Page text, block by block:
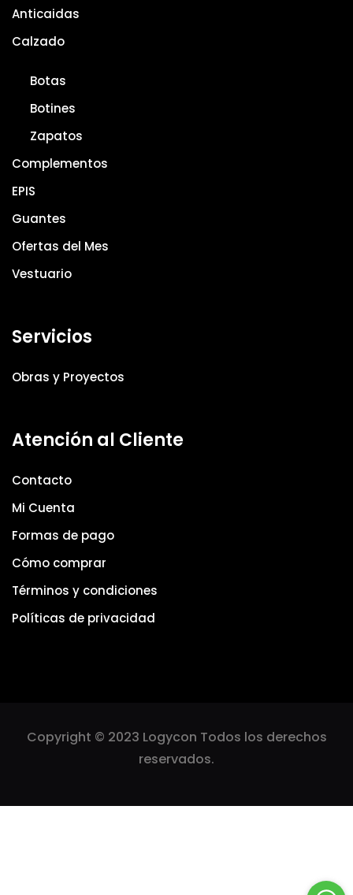
Anticaidas
Calzado
Botas
Botines
Zapatos
Complementos
EPIS
Guantes
Ofertas del Mes
Vestuario
Servicios
Obras y Proyectos
Atención al Cliente
Contacto
Mi Cuenta
Formas de pago
Cómo comprar
Términos y condiciones
Políticas de privacidad
Copyright © 2023 Logycon Todos los derechos
reservados.